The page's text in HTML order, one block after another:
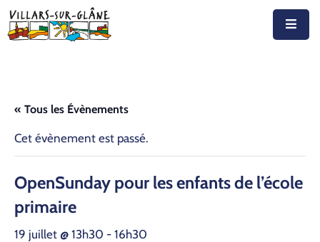
Autorités
Prestations
« Tous les Évènements
Cet évènement est passé.
Open­Sun­day pour les enfants de l’é­cole
pri­maire
19 juillet @ 13h30 - 16h30